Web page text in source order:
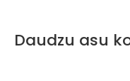
Daudzu asu